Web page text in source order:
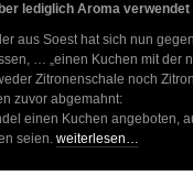
lediglich Aroma verwendet
aus Soest hat sich nun
… „einen Kuchen mit der
Zitronenschale noch
zuvor abgemahnt:
einen Kuchen angeboten,
seien. weiterlesen…